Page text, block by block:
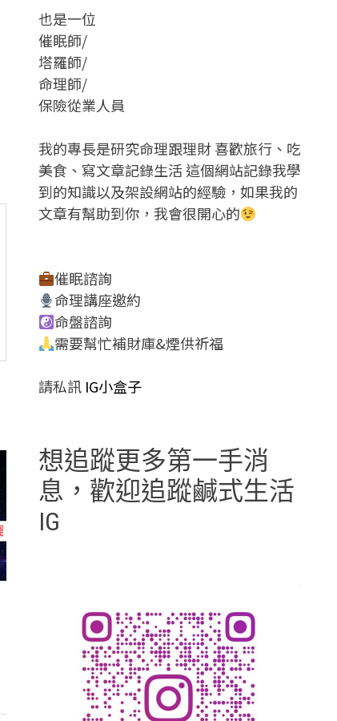
也是一位
催眠師/
塔羅師/
命理師/
保險從業人員
我的專長是研究命理跟理財 喜歡旅行、吃
美食、寫文章記錄生活 這個網站記錄我學
到的知識以及架設網站的經驗，如果我的
文章有幫助到你，我會很開心的
催眠諮詢
命理講座邀約
命盤諮詢
需要幫忙補財庫&煙供祈福
請私訊IG小盒子
想追蹤更多第一手消
息，歡迎追蹤鹹式生活
IG